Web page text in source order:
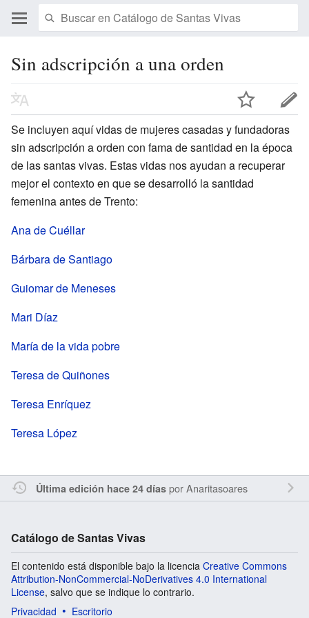
Sin adscripción a una orden
Se incluyen aquí vidas de mujeres casadas y fundadoras
sin adscripción a orden con fama de santidad en la época
de las santas vivas. Estas vidas nos ayudan a recuperar
mejor el contexto en que se desarrolló la santidad
femenina antes de Trento:
Ana de Cuéllar
Bárbara de Santiago
Guiomar de Meneses
Mari Díaz
María de la vida pobre
Teresa de Quiñones
Teresa Enríquez
Teresa López
Última edición hace 24 díasporAnaritasoares
Catálogo de Santas Vivas
El contenido está disponible bajo la licencia Creative Commons
Attribution-NonCommercial-NoDerivatives 4.0 International
License, salvo que se indique lo contrario.
Privacidad
Escritorio